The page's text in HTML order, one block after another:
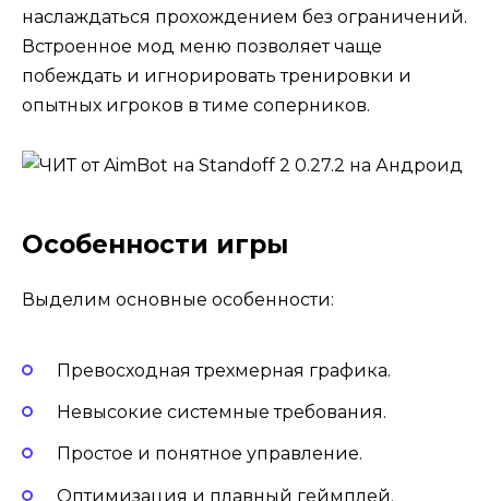
наслаждаться прохождением без ограничений.
Встроенное мод меню позволяет чаще
побеждать и игнорировать тренировки и
опытных игроков в тиме соперников.
Особенности игры
Выделим основные особенности:
Превосходная трехмерная графика.
Невысокие системные требования.
Простое и понятное управление.
Оптимизация и плавный геймплей.